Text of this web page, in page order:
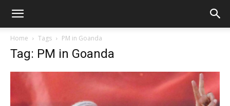
Home Tags PM in Goanda
Tag: PM in Goanda